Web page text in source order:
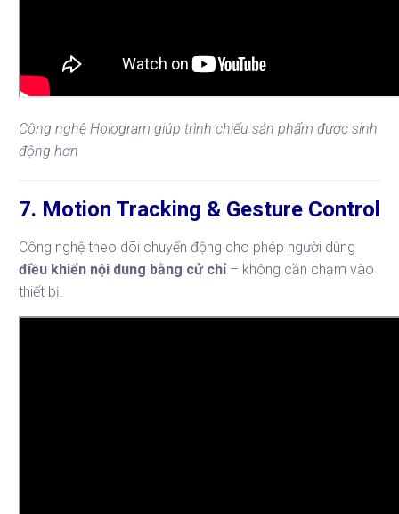
Công nghệ Hologram giúp trình chiếu sản phẩm được sinh
động hơn
7. Motion Tracking & Gesture Control
Công nghệ theo dõi chuyển động cho phép người dùng
điều khiển nội dung bằng cử chỉ – không cần chạm vào
thiết bị.